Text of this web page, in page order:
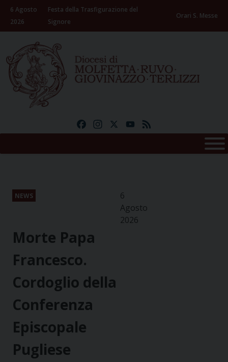
Skip
content
6 Agosto
2026
Festa della Trasfigurazione del
Signore
Orari S. Messe
FacebookInstagramYouTube
NEWS
6
Agosto
2026
Morte Papa
Francesco.
Cordoglio della
Conferenza
Episcopale
Pugliese